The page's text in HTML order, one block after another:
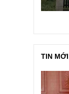
TIN MỚI